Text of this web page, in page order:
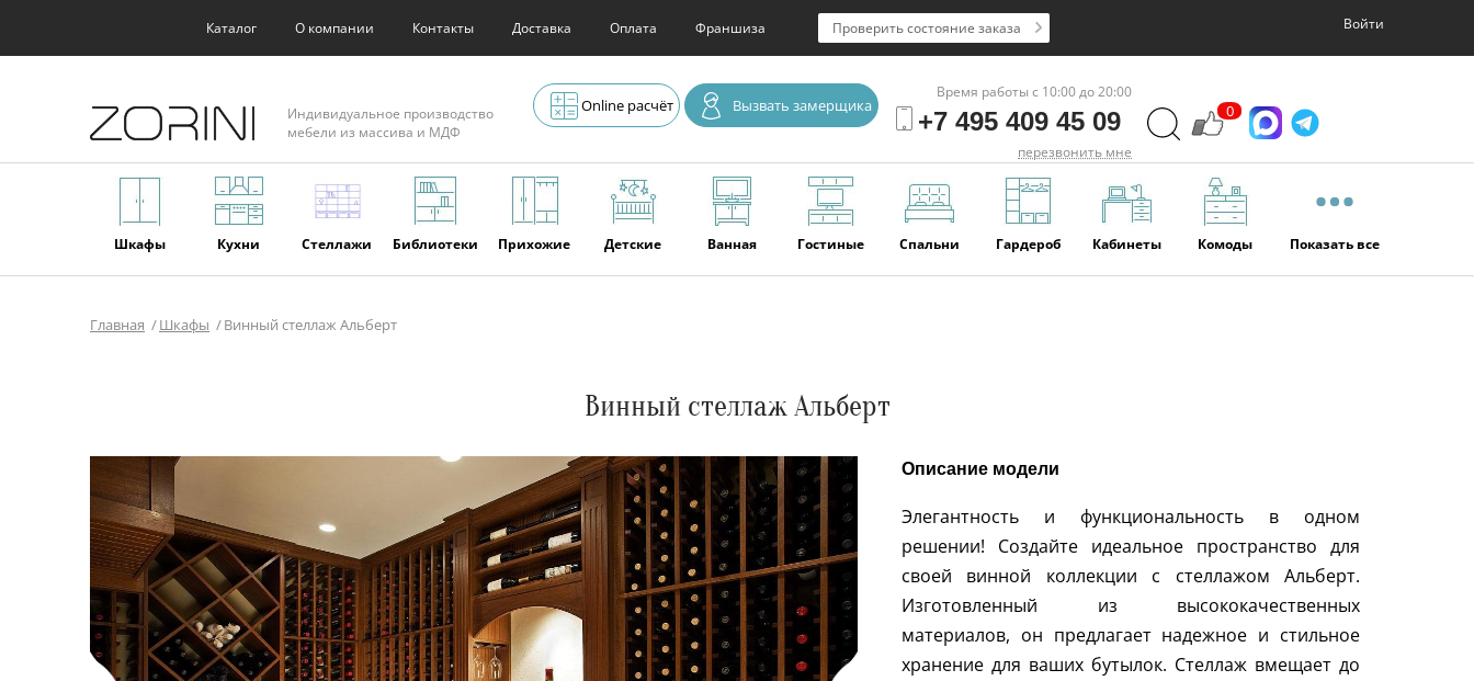
Каталог О компании Контакты Доставка Оплата Франшиза Войти
Проверить состояние заказа
Индивидуальное производство
мебели из массива и МДФ
Online расчёт Вызвать замерщика
Время работы с 10:00 до 20:00
+7 495 409 45 09
перезвонить мне
0
Шкафы Кухни Стеллажи Библиотеки Прихожие Детские Ванная Гостиные Спальни Гардероб Кабинеты Комоды Показать все
Главная Шкафы Винный стеллаж Альберт
Винный стеллаж Альберт
Описание модели
Элегантность и функциональность в одном
решении! Создайте идеальное пространство для
своей винной коллекции с стеллажом Альберт.
Изготовленный из высококачественных
материалов, он предлагает надежное и стильное
хранение для ваших бутылок. Стеллаж вмещает до